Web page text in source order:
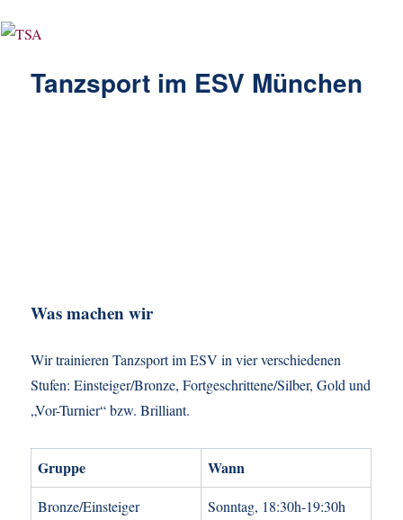
Tanzsport im ESV München
Was machen wir
Wir trainieren Tanzsport im ESV in vier verschiedenen
Stufen: Einsteiger/Bronze, Fortgeschrittene/Silber, Gold und
„Vor-Turnier“ bzw. Brilliant.
Gruppe Wann
Bronze/Einsteiger Sonntag, 18:30h-19:30h